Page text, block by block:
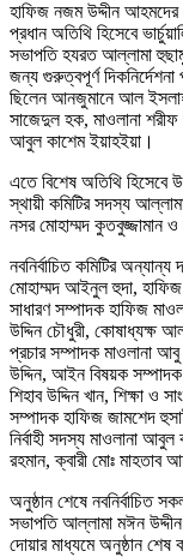
হাফিজ নজম উদ্দীন আহমদের
প্রধান অতিথি হিসেবে
সভাপতি হযরত আল্লামা
জন্য গুরুত্বপূর্ণ
ছিলেন আনজুমানে আল
সাজেদুল হক, মাওলানা শরীফ
আবুল কাশেম ইয়াহইয়া।
এতে বিশেষ অতিথি
স্থায়ী কমিটির সদস্য
নসর মোহাম্মদ কুতবুজ্জামান
নবনির্বাচিত কমিটির
মোহাম্মদ আইনুল হুদা,
সাধারণ সম্পাদক হাফিজ
উদ্দিন চৌধুরী, কোষাধ্যক্ষ
প্রচার সম্পাদক মাওলানা
উদ্দিন, আইন বিষয়ক
শিহাব উদ্দিন খান, শিক্ষা
সম্পাদক হাফিজ জামশেদ
নির্বাহী সদস্য মাওলানা
রহমান, ক্বারী মোঃ মাহতাব
অনুষ্ঠান শেষে নবনির্বাচিত
সভাপতি আল্লামা মঈন
দোয়ার মাধ্যমে অনুষ্ঠান শেষ